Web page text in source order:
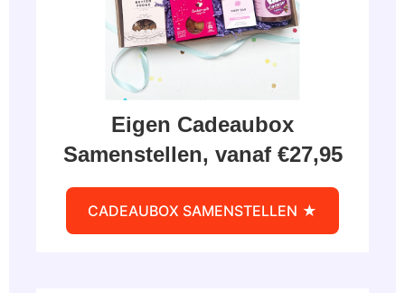
Eigen Cadeaubox
Samenstellen, vanaf €27,95
CADEAUBOX SAMENSTELLEN